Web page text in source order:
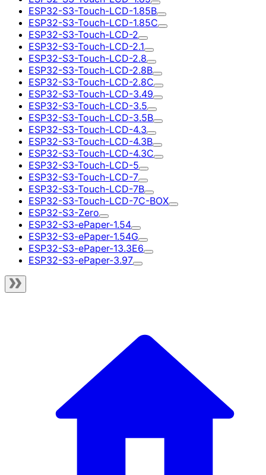
ESP32-S3-Touch-LCD-1.85B
ESP32-S3-Touch-LCD-1.85C
ESP32-S3-Touch-LCD-2
ESP32-S3-Touch-LCD-2.1
ESP32-S3-Touch-LCD-2.8
ESP32-S3-Touch-LCD-2.8B
ESP32-S3-Touch-LCD-2.8C
ESP32-S3-Touch-LCD-3.49
ESP32-S3-Touch-LCD-3.5
ESP32-S3-Touch-LCD-3.5B
ESP32-S3-Touch-LCD-4.3
ESP32-S3-Touch-LCD-4.3B
ESP32-S3-Touch-LCD-4.3C
ESP32-S3-Touch-LCD-5
ESP32-S3-Touch-LCD-7
ESP32-S3-Touch-LCD-7B
ESP32-S3-Touch-LCD-7C-BOX
ESP32-S3-Zero
ESP32-S3-ePaper-1.54
ESP32-S3-ePaper-1.54G
ESP32-S3-ePaper-13.3E6
ESP32-S3-ePaper-3.97